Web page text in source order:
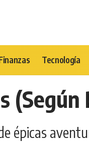
Tecnología
épicas